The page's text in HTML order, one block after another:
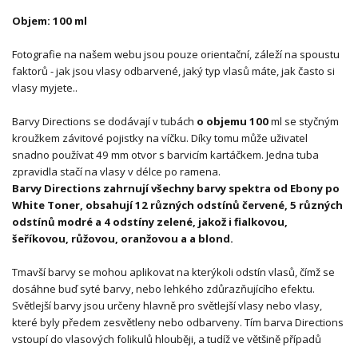
Objem: 100 ml
Fotografie na našem webu jsou pouze orientační, záleží na spoustu
faktorů - jak jsou vlasy odbarvené, jaký typ vlasů máte, jak často si
vlasy myjete..
Barvy Directions se dodávají v tubách o objemu 100ml se styčným
kroužkem závitové pojistky na víčku. Díky tomu může uživatel
snadno používat 49 mm otvor s barvicím kartáčkem. Jedna tuba
zpravidla stačí na vlasy v délce po ramena.
Barvy Directions zahrnují všechny barvy spektra od Ebony po
White Toner, obsahují 12 různých odstínů červené, 5 různých
odstínů modré a 4 odstíny zelené, jakož i fialkovou,
šeříkovou, růžovou, oranžovou a a blond.
Tmavší barvy se mohou aplikovat na kterýkoli odstín vlasů, čímž se
dosáhne buď syté barvy, nebo lehkého zdůrazňujícího efektu.
Světlejší barvy jsou určeny hlavně pro světlejší vlasy nebo vlasy,
které byly předem zesvětleny nebo odbarveny. Tím barva Directions
vstoupí do vlasových folikulů hlouběji, a tudíž ve většině případů